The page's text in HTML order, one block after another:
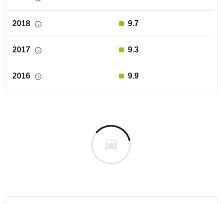
2018 9.7
2017 9.3
2016 9.9